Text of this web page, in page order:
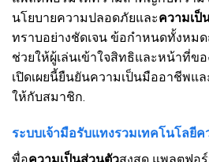
นโยบายความปลอดภัยและความเป็
ทราบอย่างชัดเจน ข้อกำหนดทั้งหม
ช่วยให้ผู้เล่นเข้าใจสิทธิและหน้าที่ข
เปิดเผยนี้ยืนยันความเป็นมืออาชีพแ
ให้กับสมาชิก.
ระบบเจ้ามือรับแทงรวมเทคโนโลยี
พื่อความเป็นส่วนตัวสูงสุด แพลตฟอ